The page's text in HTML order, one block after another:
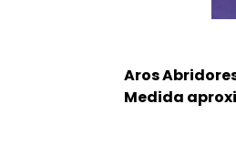
Aros
Medida